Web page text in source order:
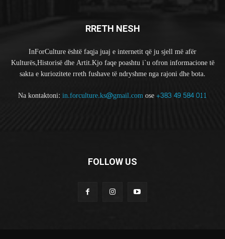
RRETH NESH
InForCulture është faqja juaj e internetit që ju sjell më afër
Kulturës,Historisë dhe Artit.Kjo faqe poashtu i`u ofron informacione të
sakta e kuriozitete rreth fushave të ndryshme nga rajoni dhe bota.
Na kontaktoni: in.forculture.ks@gmail.comose+383 49 584 011
FOLLOW US